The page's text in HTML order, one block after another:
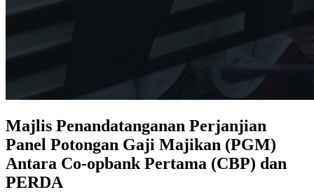
Majlis Penandatanganan Perjanjian
Panel Potongan Gaji Majikan (PGM)
Antara Co-opbank Pertama (CBP) dan
PERDA